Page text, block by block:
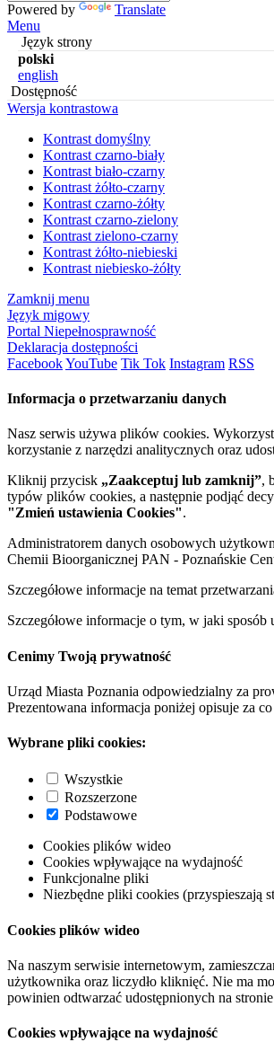
Powered by
Translate
Menu
Język strony
polski
english
Dostępność
Wersja kontrastowa
Kontrast domyślny
Kontrast czarno-biały
Kontrast biało-czarny
Kontrast żółto-czarny
Kontrast czarno-żółty
Kontrast czarno-zielony
Kontrast zielono-czarny
Kontrast żółto-niebieski
Kontrast niebiesko-żółty
Zamknij menu
Język migowy
Portal Niepełnosprawność
Deklaracja dostępności
FacebookYouTube Tik Tok Instagram RSS
Informacja o przetwarzaniu danych
Nasz serwis używa plików cookies.
korzystanie z narzędzi analitycznych oraz
Kliknij przycisk „Zaakceptuj lub zamknij”,
typów plików cookies, a następnie podjąć
"Zmień ustawienia Cookies".
Administratorem danych osobowych
Chemii Bioorganicznej PAN - Poznańskie
Szczegółowe informacje na temat
Szczegółowe informacje o tym, w jaki
Cenimy Twoją prywatność
Urząd Miasta Poznania odpowiedzialny za
Prezentowana informacja poniżej opisuje za
Wybrane pliki cookies:
Wszystkie
Rozszerzone
Podstawowe
Cookies plików wideo
Cookies wpływające na wydajność
Funkcjonalne pliki
Niezbędne pliki cookies (przyspieszają
Cookies plików wideo
Na naszym serwisie internetowym,
użytkownika oraz liczydło kliknięć. Nie ma
powinien odtwarzać udostępnionych na
Cookies wpływające na wydajność